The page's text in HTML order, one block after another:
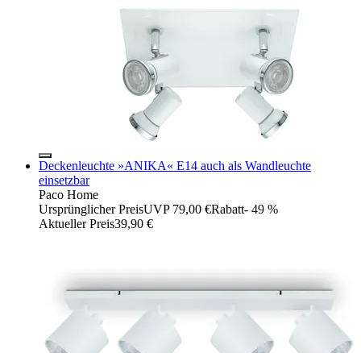
Deckenleuchte »ANIKA« E14 auch als Wandleuchte
einsetzbar
Paco Home
Ursprünglicher PreisUVP 79,00 €Rabatt- 49 %
Aktueller Preis39,90 €